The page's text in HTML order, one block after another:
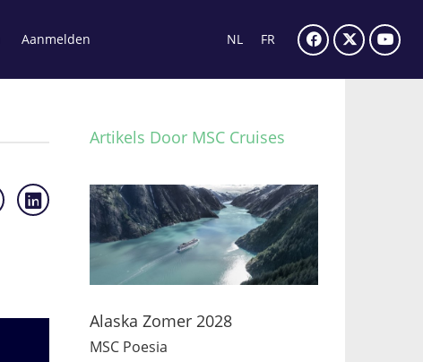
Aanmelden NL FR
Artikels Door MSC Cruises
Alaska Zomer 2028
MSC Poesia